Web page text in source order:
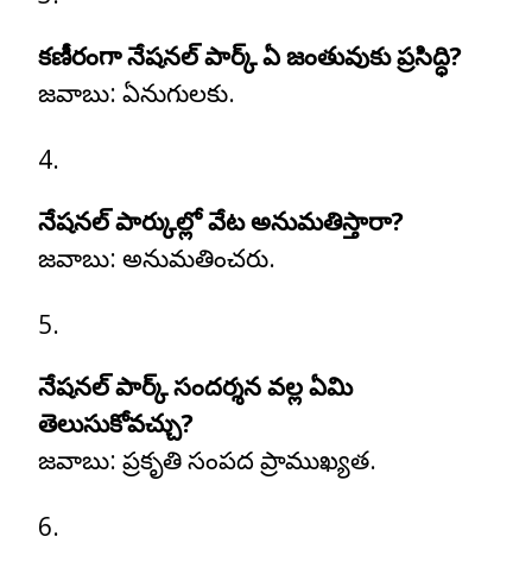
కణీరంగా నేషనల్ పార్క్ ఏ జంతువుకు ప్రసిద్ధి?
జవాబు: ఏనుగులకు.
నేషనల్ పార్కుల్లో వేట అనుమతిస్తారా?
జవాబు: అనుమతించరు.
నేషనల్ పార్క్ సందర్శన వల్ల ఏమి
తెలుసుకోవచ్చు?
జవాబు: ప్రకృతి సంపద ప్రాముఖ్యత.